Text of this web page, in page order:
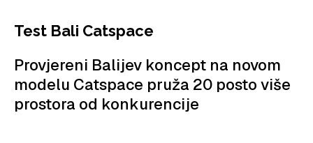
PLOVIDBA
SPIZA
VELIKE PRIČE
Test Bali Catspace
Provjereni Balijev koncept na novom
modelu Catspace pruža 20 posto više
prostora od konkurencije